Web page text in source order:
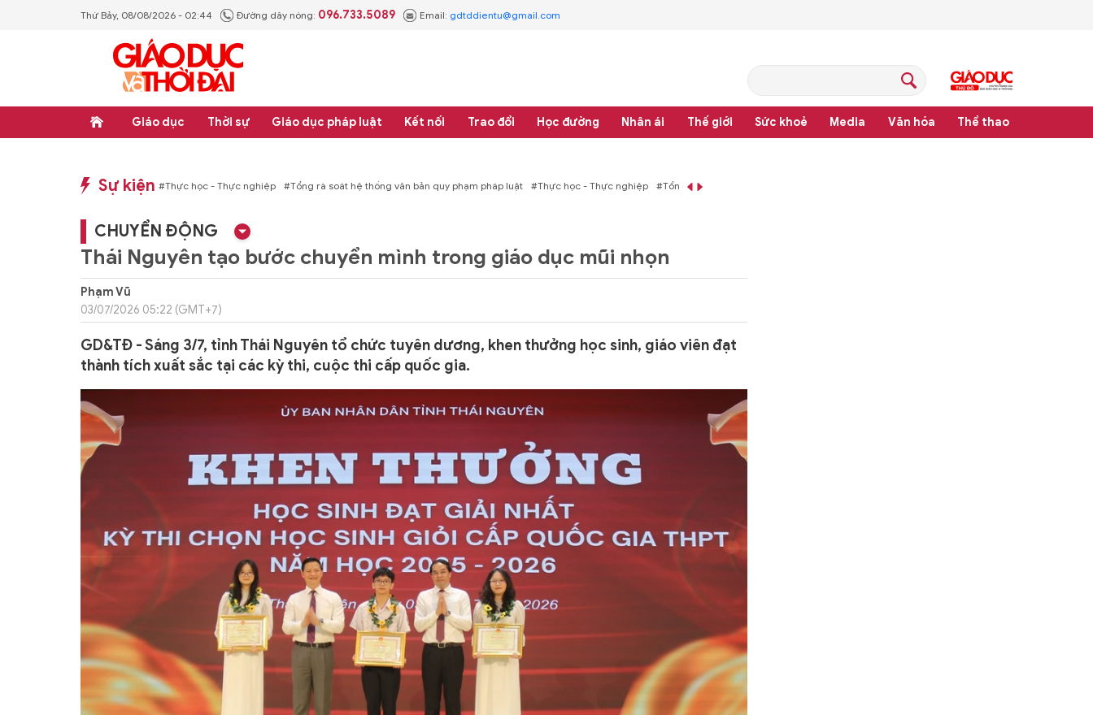
Thứ Bảy, 08/08/2026 - 02:44 Đường dây nóng: 096.733.5089 Email: gdtddientu@gmail.com
Giáo dục Thời sự Giáo dục pháp luật Kết nối Trao đổi Học đường Nhân ái Thế giới Sức khoẻ Media Văn hóa Thể thao
Sự kiện
văn bản quy phạm pháp luật #Thực học - Thực nghiệp #Tổng rà soát hệ thống văn bản quy phạm pháp luật #Thực học - Thực nghiệp #Tổng rà soát hệ thống văn bản quy phạm pháp luật
CHUYỂN ĐỘNG
Thái Nguyên tạo bước chuyển mình trong giáo dục mũi nhọn
Phạm Vũ
03/07/2026 05:22 (GMT+7)
GD&TĐ - Sáng 3/7, tỉnh Thái Nguyên tổ chức tuyên dương, khen thưởng học sinh, giáo viên đạt
thành tích xuất sắc tại các kỳ thi, cuộc thi cấp quốc gia.